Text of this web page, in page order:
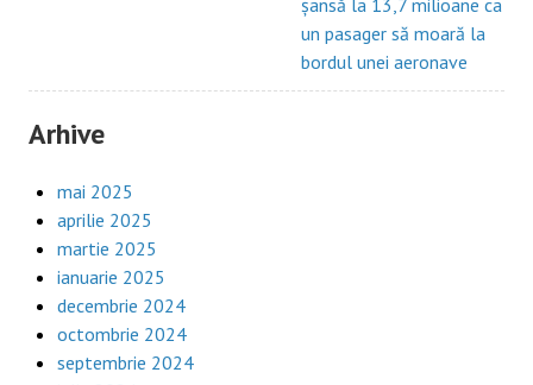
șansă la 13,7 milioane ca
un pasager să moară la
bordul unei aeronave
Arhive
mai 2025
aprilie 2025
martie 2025
ianuarie 2025
decembrie 2024
octombrie 2024
septembrie 2024